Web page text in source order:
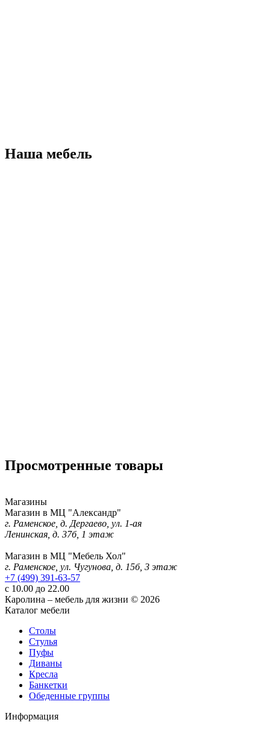
Наша мебель
Просмотренные товары
Магазины
Магазин в МЦ "Александр"
г. Раменское, д. Дергаево, ул. 1-ая
Ленинская, д. 37б, 1 этаж
Магазин в МЦ "Мебель Хол"
г. Раменское, ул. Чугунова, д. 15б, 3 этаж
+7 (499) 391-63-57
с 10.00 до 22.00
Каролина – мебель для жизни © 2026
Каталог мебели
Столы
Стулья
Пуфы
Диваны
Кресла
Банкетки
Обеденные группы
Информация